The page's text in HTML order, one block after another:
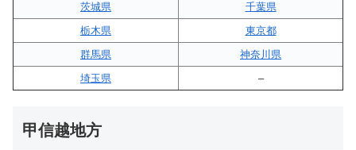
茨城県
千葉県
栃木県
東京都
群馬県
神奈川県
埼玉県
–
甲信越地方